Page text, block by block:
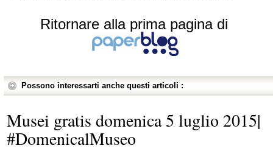
Ritornare alla prima pagina di
Possono interessarti anche questi articoli :
Musei gratis domenica 5 luglio 2015|
#DomenicalMuseo